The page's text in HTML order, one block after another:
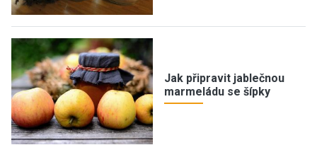
Jak připravit jablečnou
marmeládu se šípky